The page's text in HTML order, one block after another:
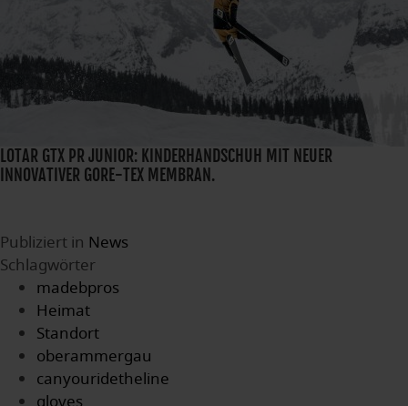
LOTAR GTX PR JUNIOR: KINDERHANDSCHUH MIT NEUER
INNOVATIVER GORE-TEX MEMBRAN.
Publiziert in News
Schlagwörter
madebpros
Heimat
Standort
oberammergau
canyouridetheline
gloves